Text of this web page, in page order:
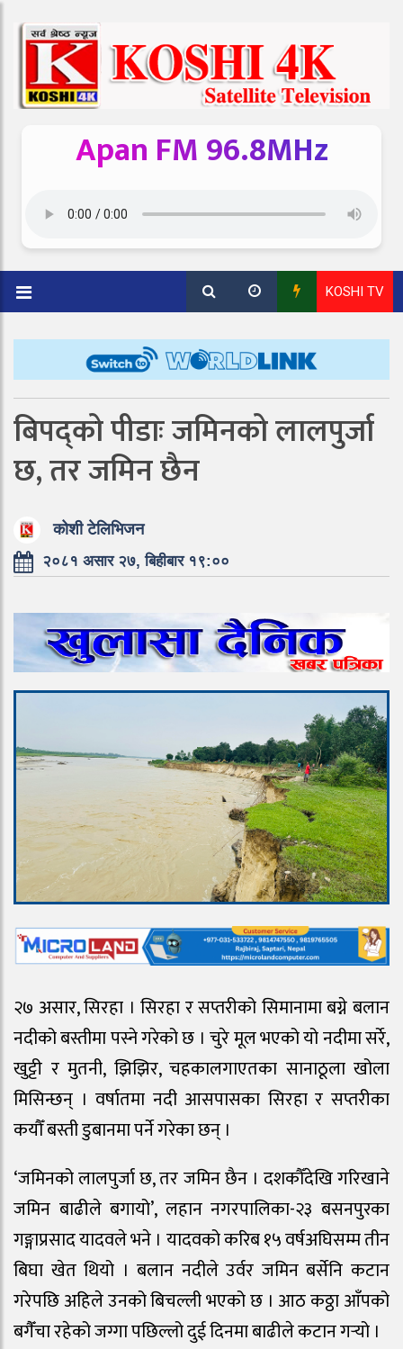
Apan FM 96.8MHz
KOSHI TV
बिपद्को पीडाः जमिनको लालपुर्जा
छ, तर जमिन छैन
कोशी टेलिभिजन
२०८१ असार २७, बिहीबार १९:००
२७ असार, सिरहा । सिरहा र सप्तरीको सिमानामा बग्ने बलान
नदीको बस्तीमा पस्ने गरेको छ । चुरे मूल भएको यो नदीमा सर्रे,
खुट्टी र मुतनी, झिझिर, चहकालगाएतका सानाठूला खोला
मिसिन्छन् । वर्षातमा नदी आसपासका सिरहा र सप्तरीका
कयौँ बस्ती डुबानमा पर्ने गरेका छन् ।
‘जमिनको लालपुर्जा छ, तर जमिन छैन । दशकौँदेखि गरिखाने
जमिन बाढीले बगायो’, लहान नगरपालिका-२३ बसनपुरका
गङ्गाप्रसाद यादवले भने । यादवको करिब १५ वर्षअघिसम्म तीन
बिघा खेत थियो । बलान नदीले उर्वर जमिन बर्सेनि कटान
गरेपछि अहिले उनको बिचल्ली भएको छ । आठ कठ्ठा आँपको
बगैँचा रहेको जग्गा पछिल्लो दुई दिनमा बाढीले कटान गर्‍यो ।